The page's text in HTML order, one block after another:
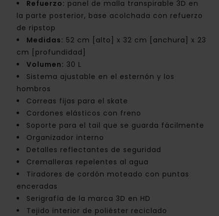
Refuerzo: panel de malla transpirable 3D en
la parte posterior, base acolchada con refuerzo
de ripstop
Medidas: 52 cm [alto] x 32 cm [anchura] x 23
cm [profundidad]
Volumen: 30 L
Sistema ajustable en el esternón y los
hombros
Correas fijas para el skate
Cordones elásticos con freno
Soporte para el tail que se guarda fácilmente
Organizador interno
Detalles reflectantes de seguridad
Cremalleras repelentes al agua
Tiradores de cordón moteado con puntas
enceradas
Serigrafía de la marca 3D en HD
Tejido interior de poliéster reciclado